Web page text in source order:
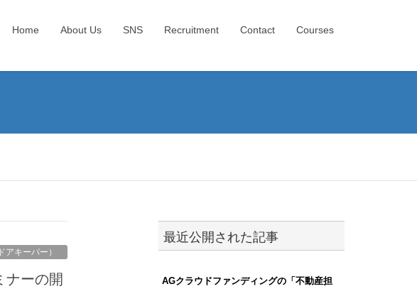
Home About Us SNS Recruitment Contact Courses
アキーパー）
ナーの開
最近公開された記事
AGクラウドファンディングの「不動産担